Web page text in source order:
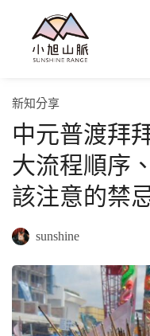
新知分享
中元普渡拜
大流程順序
該注意的禁
sunshine